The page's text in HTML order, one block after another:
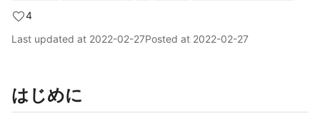
4
Last updated at 2022-02-27Posted at 2022-02-27
はじめに